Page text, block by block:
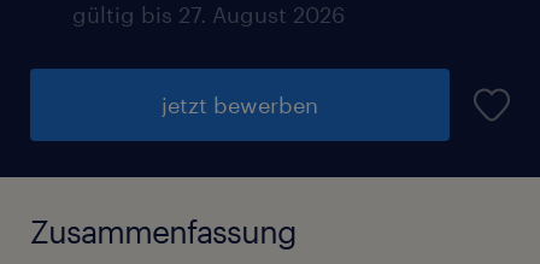
gültig bis 27. August 2026
jetzt bewerben
Zusammenfassung